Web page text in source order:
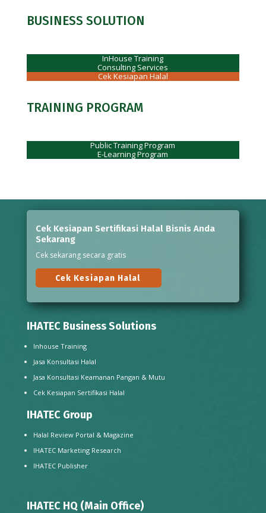
BUSINESS SOLUTION
InHouse Training
Consulting Services
Cek Kesiapan Halal
TRAINING PROGRAM
Public Training Program
E-Learning Program
Cek Kesiapan Sertifikasi Halal Bisnis Anda
Sekarang
Cek sekarang secara gratis
Cek Kesiapan Halal
IHATEC Business Solutions
Inhouse Training
Jasa Konsultasi Halal
Jasa Konsultasi Keamanan Pangan & Mutu
Cek Kesiapan Sertifikasi Halal
IHATEC Group
Halal Review Portal & Magazine
IHATEC Marketing Research
IHATEC Publisher
IHATEC HQ (Main Office)